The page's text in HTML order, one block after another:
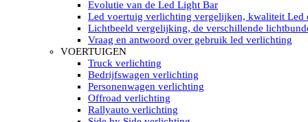
Led koplampen tractoren
Subcategorieën Led koplampen
LED ZOEKLICHT
Electrische Led zoeklamp Allremote
Electrisch Led zoeklicht Golight
Marinco Roestvrijstaal Led zoeklicht
Elektrisch Led zoeklicht diverse
Led zoeklamp accessoires ALLremote
Led zoeklicht 230V
Subcategorieën Led zoeklichten
Evolutie van de Led Light Bar
Led voertuig verlichting vergelijken, kwaliteit Led
Lichtbeeld vergelijking, de verschillende
Vraag en antwoord over gebruik led verlichting
VOERTUIGEN
Truck verlichting
Bedrijfswagen verlichting
Personenwagen verlichting
Offroad verlichting
Rallyauto verlichting